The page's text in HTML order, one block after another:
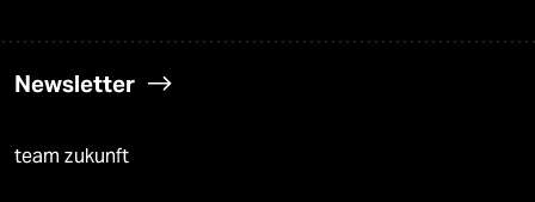
Newsletter
team zukunft